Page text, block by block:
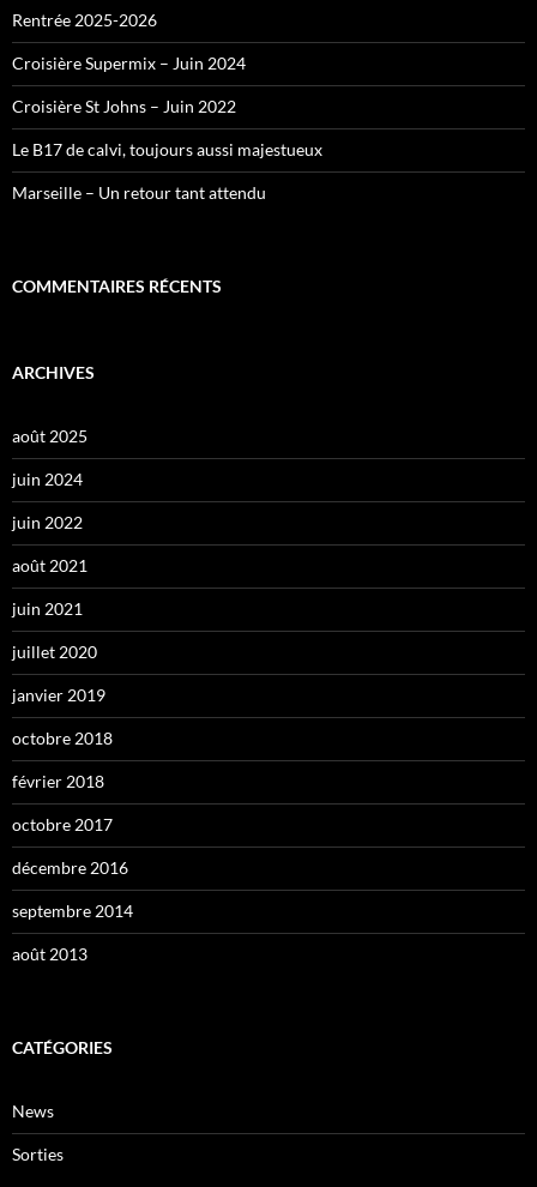
Rentrée 2025-2026
Croisière Supermix – Juin 2024
Croisière St Johns – Juin 2022
Le B17 de calvi, toujours aussi majestueux
Marseille – Un retour tant attendu
COMMENTAIRES RÉCENTS
ARCHIVES
août 2025
juin 2024
juin 2022
août 2021
juin 2021
juillet 2020
janvier 2019
octobre 2018
février 2018
octobre 2017
décembre 2016
septembre 2014
août 2013
CATÉGORIES
News
Sorties